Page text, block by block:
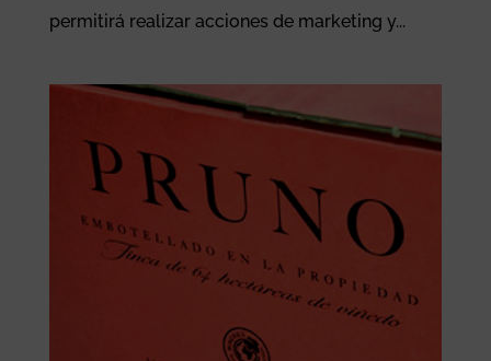
permitirá realizar acciones de marketing y...